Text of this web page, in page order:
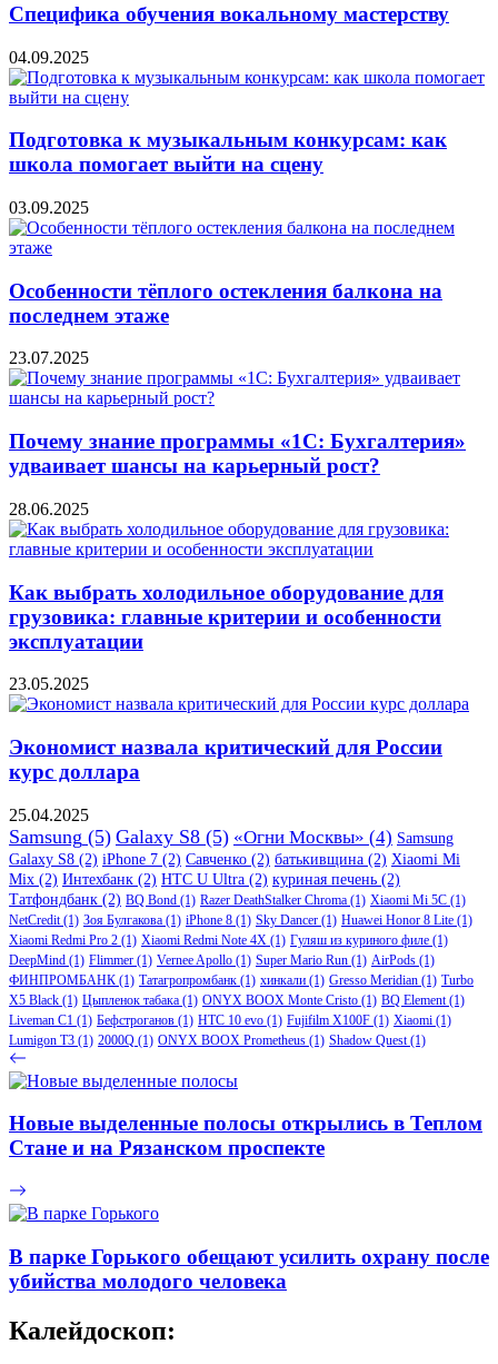
Специфика обучения вокальному мастерству
04.09.2025
Подготовка к музыкальным конкурсам: как
школа помогает выйти на сцену
03.09.2025
Особенности тёплого остекления балкона на
последнем этаже
23.07.2025
Почему знание программы «1С: Бухгалтерия»
удваивает шансы на карьерный рост?
28.06.2025
Как выбрать холодильное оборудование для
грузовика: главные критерии и особенности
эксплуатации
23.05.2025
Экономист назвала критический для России
курс доллара
25.04.2025
Samsung (5) Galaxy S8 (5) «Огни Москвы» (4) Samsung
Galaxy S8 (2) iPhone 7 (2) Савченко (2) батькивщина (2) Xiaomi Mi
Mix (2) Интехбанк (2) HTC U Ultra (2) куриная печень (2)
Татфондбанк (2) BQ Bond (1) Razer DeathStalker Chroma (1) Xiaomi Mi 5C (1)
NetCredit (1) Зоя Булгакова (1) iPhone 8 (1) Sky Dancer (1) Huawei Honor 8 Lite (1)
Xiaomi Redmi Pro 2 (1) Xiaomi Redmi Note 4X (1) Гуляш из куриного филе (1)
DeepMind (1) Flimmer (1) Vernee Apollo (1) Super Mario Run (1) AirPods (1)
ФИНПРОМБАНК (1) Татагропромбанк (1) хинкали (1) Gresso Meridian (1) Turbo
X5 Black (1) Цыпленок табака (1) ONYX BOOX Monte Cristo (1) BQ Element (1)
Liveman C1 (1) Бефстроганов (1) HTC 10 evo (1) Fujifilm X100F (1) Xiaomi (1)
Lumigon T3 (1) 2000Q (1) ONYX BOOX Prometheus (1) Shadow Quest (1)
Новые выделенные полосы открылись в Теплом
Стане и на Рязанском проспекте
В парке Горького обещают усилить охрану после
убийства молодого человека
Калейдоскоп: